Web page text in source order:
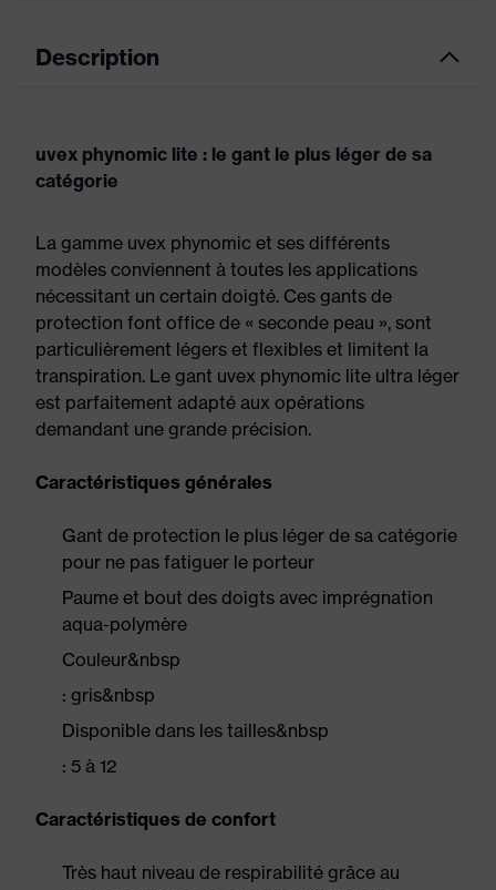
Description
uvex phynomic lite : le gant le plus léger de sa
catégorie
La gamme uvex phynomic et ses différents
modèles conviennent à toutes les applications
nécessitant un certain doigté. Ces gants de
protection font office de « seconde peau », sont
particulièrement légers et flexibles et limitent la
transpiration. Le gant uvex phynomic lite ultra léger
est parfaitement adapté aux opérations
demandant une grande précision.
Caractéristiques générales
Gant de protection le plus léger de sa catégorie
pour ne pas fatiguer le porteur
Paume et bout des doigts avec imprégnation
aqua-polymère
Couleur&nbsp
: gris&nbsp
Disponible dans les tailles&nbsp
: 5 à 12
Caractéristiques de confort
Très haut niveau de respirabilité grâce au